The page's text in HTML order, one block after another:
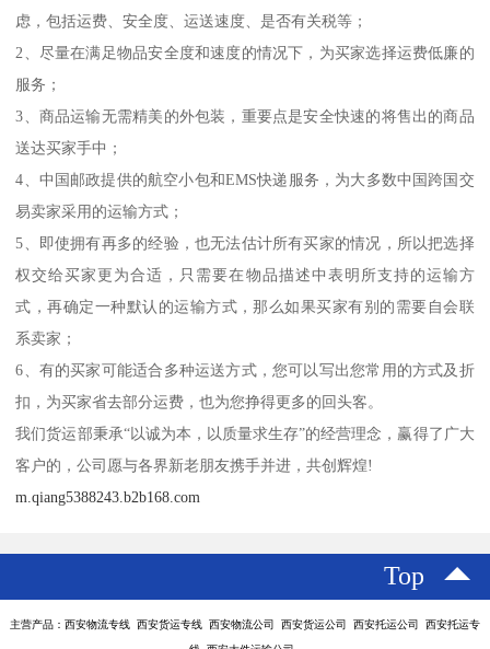
虑，包括运费、安全度、运送速度、是否有关税等；
2、尽量在满足物品安全度和速度的情况下，为买家选择运费低廉的
服务；
3、商品运输无需精美的外包装，重要点是安全快速的将售出的商品
送达买家手中；
4、中国邮政提供的航空小包和EMS快递服务，为大多数中国跨国交
易卖家采用的运输方式；
5、即使拥有再多的经验，也无法估计所有买家的情况，所以把选择
权交给买家更为合适，只需要在物品描述中表明所支持的运输方
式，再确定一种默认的运输方式，那么如果买家有别的需要自会联
系卖家；
6、有的买家可能适合多种运送方式，您可以写出您常用的方式及折
扣，为买家省去部分运费，也为您挣得更多的回头客。
我们货运部秉承“以诚为本，以质量求生存”的经营理念，赢得了广大
客户的，公司愿与各界新老朋友携手并进，共创辉煌!
m.qiang5388243.b2b168.com
Top
主营产品：西安物流专线 西安货运专线 西安物流公司 西安货运公司 西安托运公司 西安托运专